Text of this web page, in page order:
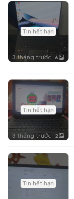
Tin hết hạn
3 tháng trước 6
Tin hết hạn
3 tháng trước 2
Tin hết hạn